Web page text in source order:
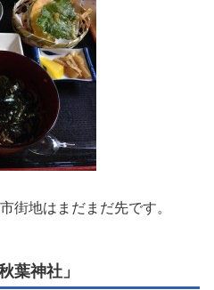
街地はまだまだ先です。
葉神社」